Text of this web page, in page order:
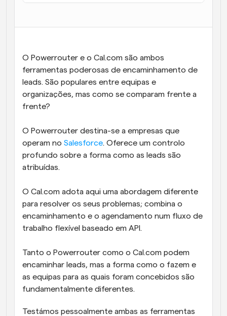
O Powerrouter e o Cal.com são ambos
ferramentas poderosas de encaminhamento de
leads. São populares entre equipas e
organizações, mas como se comparam frente a
frente?
O Powerrouter destina-se a empresas que
operam no Salesforce. Oferece um controlo
profundo sobre a forma como as leads são
atribuídas.
O Cal.com adota aqui uma abordagem diferente
para resolver os seus problemas; combina o
encaminhamento e o agendamento num fluxo de
trabalho flexível baseado em API.
Tanto o Powerrouter como o Cal.com podem
encaminhar leads, mas a forma como o fazem e
as equipas para as quais foram concebidos são
fundamentalmente diferentes.
Testámos pessoalmente ambas as ferramentas